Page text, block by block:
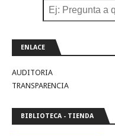
ENLACE
AUDITORIA
TRANSPARENCIA
BIBLIOTECA - TIENDA